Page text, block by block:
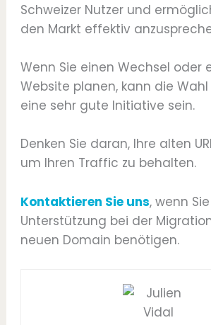
Schweizer Nutzer und
den Markt effektiv
Wenn Sie einen Wechsel oder
Website planen, kann die Wahl
eine sehr gute Initiative sein.
Denken Sie daran, Ihre alten
um Ihren Traffic zu behalten.
Kontaktieren Sie uns, wenn
Unterstützung bei der
neuen Domain benötigen.